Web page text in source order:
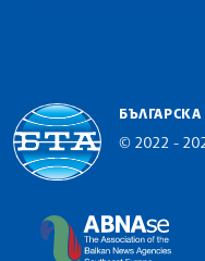
© 2022 -